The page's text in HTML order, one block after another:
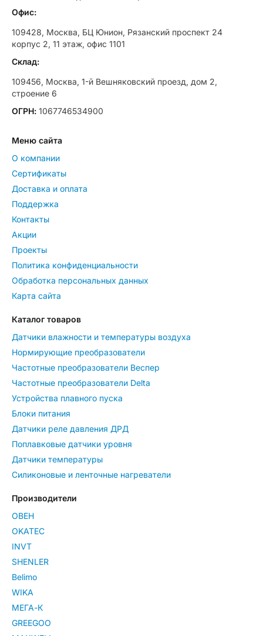
Офис:
109428, Москва, БЦ Юнион, Рязанский проспект 24
корпус 2, 11 этаж, офис 1101
Склад:
109456, Москва, 1-й Вешняковский проезд, дом 2,
строение 6
ОГРН: 1067746534900
Меню сайта
О компании
Сертификаты
Доставка и оплата
Поддержка
Контакты
Акции
Проекты
Политика конфиденциальности
Обработка персональных данных
Карта сайта
Каталог товаров
Датчики влажности и температуры воздуха
Нормирующие преобразователи
Частотные преобразователи Веспер
Частотные преобразователи Delta
Устройства плавного пуска
Блоки питания
Датчики реле давления ДРД
Поплавковые датчики уровня
Датчики температуры
Силиконовые и ленточные нагреватели
Производители
ОВЕН
OKATEC
INVT
SHENLER
Belimo
WIKA
МЕГА-К
GREEGOO